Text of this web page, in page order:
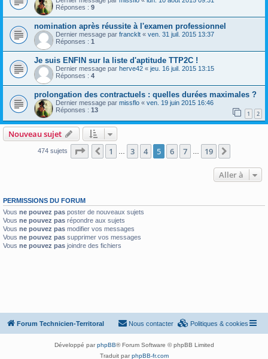
Réponses : 9
nomination après réussite à l'examen professionnel
Dernier message par francklt « ven. 31 juil. 2015 13:37
Réponses : 1
Je suis ENFIN sur la liste d'aptitude TTP2C !
Dernier message par herve42 « jeu. 16 juil. 2015 13:15
Réponses : 4
prolongation des contractuels : quelles durées maximales ?
Dernier message par missflo « ven. 19 juin 2015 16:46
Réponses : 13 1 2
Nouveau sujet
474 sujets Page sur 19
Précédente
1 3 4 5 6 7 19
Aller à
PERMISSIONS DU FORUM
Vous ne pouvez pas poster de nouveaux sujets
Vous ne pouvez pas répondre aux sujets
Vous ne pouvez pas modifier vos messages
Vous ne pouvez pas supprimer vos messages
Vous ne pouvez pas joindre des fichiers
Forum Technicien-Territoral Politiques & cookies
Nous contacter
Développé parphpBB® Forum Software © phpBB Limited
Traduit parphpBB-fr.com